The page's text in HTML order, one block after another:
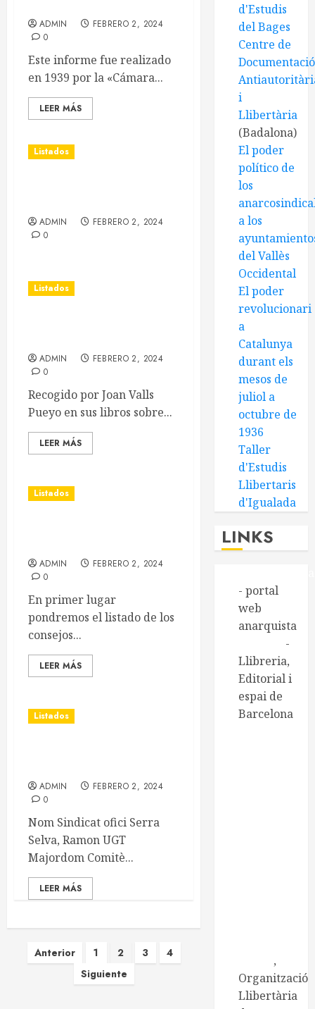
ADMIN
FEBRERO 2, 2024
0
Este informe fue realizado
en 1939 por la «Cámara...
LEER MÁS
Listados
ADMIN
FEBRERO 2, 2024
0
Listados
ADMIN
FEBRERO 2, 2024
0
Recogido por Joan Valls
Pueyo en sus libros sobre...
LEER MÁS
Listados
ADMIN
FEBRERO 2, 2024
0
En primer lugar
pondremos el listado de los
consejos...
LEER MÁS
Listados
ADMIN
FEBRERO 2, 2024
0
Nom Sindicat ofici Serra
Selva, Ramon UGT
Majordom Comitè...
LEER MÁS
Paginación
Anterior 1 2 3
4
Siguiente
d'Estudis
del Bages
Centre de
Documentació
i
Llibertària
(Badalona)
El poder
político de
los
a los
del Vallès
Occidental
El poder
revolucionari
a
Catalunya
durant els
mesos de
juliol a
octubre de
1936
Taller
d'Estudis
Llibertaris
d'Igualada
LINKS
- portal
web
anarquista
-
Llibreria,
Editorial i
espai de
Barcelona
,
Organització
Llibertària